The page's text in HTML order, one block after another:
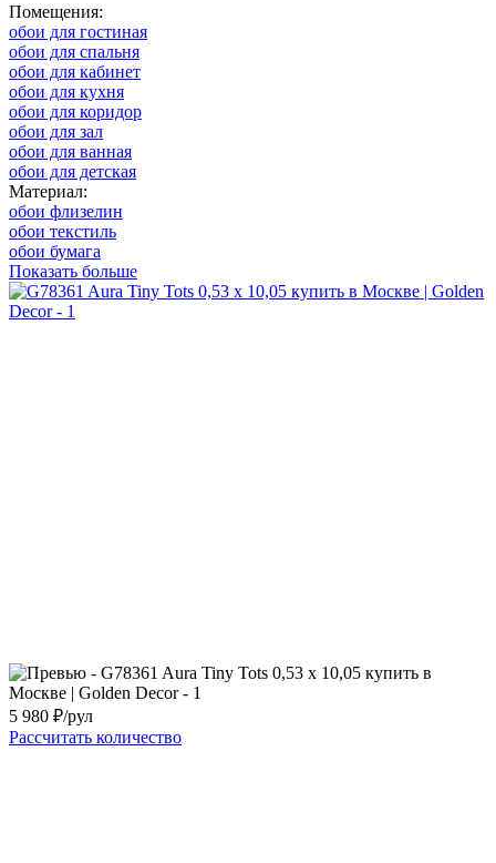
Помещения:
обои для гостиная
обои для спальня
обои для кабинет
обои для кухня
обои для коридор
обои для зал
обои для ванная
обои для детская
Материал:
обои флизелин
обои текстиль
обои бумага
Показать больше
5 980 ₽/рул
Рассчитать количество